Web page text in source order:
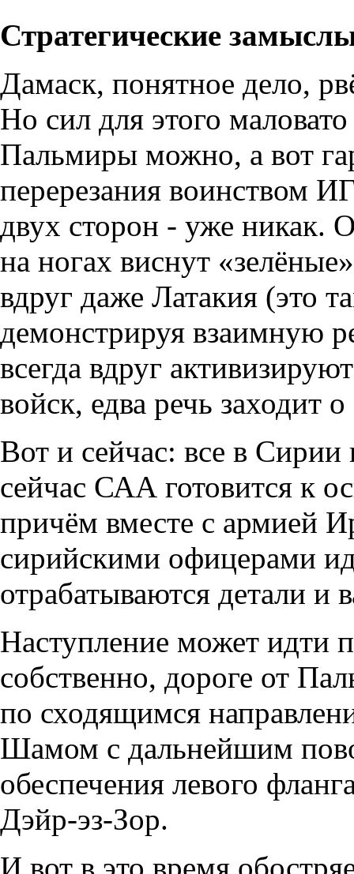
Стратегические
Дамаск, понятное дело,
Но сил для этого
Пальмиры можно, а вот
перерезания воинством
двух сторон - уже никак.
на ногах виснут
вдруг даже Латакия (это
демонстрируя взаимную
всегда вдруг
войск, едва речь заходит
Вот и сейчас: все в Сирии
сейчас САА готовится к
причём вместе с армией
сирийскими офицерами
отрабатываются детали и
Наступление может идти
собственно, дороге от
по сходящимся
Шамом с дальнейшим
обеспечения левого
Дэйр-эз-Зор.